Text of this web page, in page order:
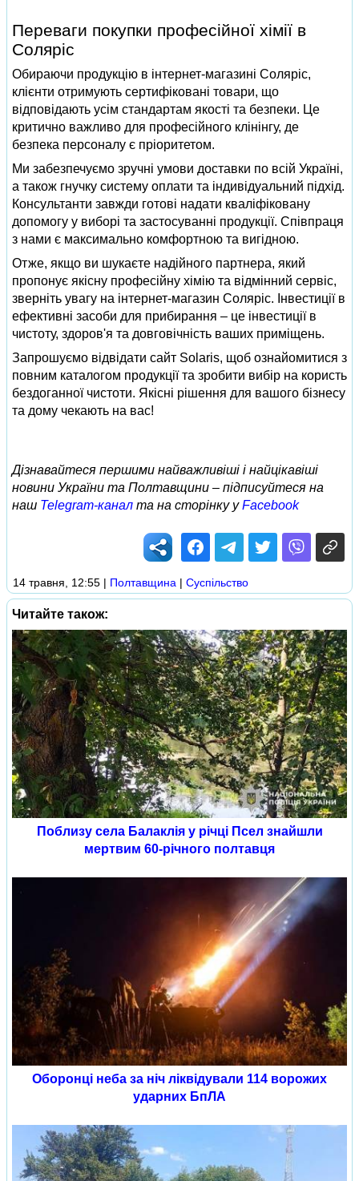
Переваги покупки професійної хімії в
Соляріс
Обираючи продукцію в інтернет-магазині Соляріс,
клієнти отримують сертифіковані товари, що
відповідають усім стандартам якості та безпеки. Це
критично важливо для професійного клінінгу, де
безпека персоналу є пріоритетом.
Ми забезпечуємо зручні умови доставки по всій Україні,
а також гнучку систему оплати та індивідуальний підхід.
Консультанти завжди готові надати кваліфіковану
допомогу у виборі та застосуванні продукції. Співпраця
з нами є максимально комфортною та вигідною.
Отже, якщо ви шукаєте надійного партнера, який
пропонує якісну професійну хімію та відмінний сервіс,
зверніть увагу на інтернет-магазин Соляріс. Інвестиції в
ефективні засоби для прибирання – це інвестиції в
чистоту, здоров'я та довговічність ваших приміщень.
Запрошуємо відвідати сайт Solaris, щоб ознайомитися з
повним каталогом продукції та зробити вибір на користь
бездоганної чистоти. Якісні рішення для вашого бізнесу
та дому чекають на вас!
Дізнавайтеся першими найважливіші і найцікавіші
новини України та Полтавщини – підписуйтеся на
наш Telegram-канал та на сторінку уFacebook
14 травня, 12:55 | Полтавщина | Суспільство
Читайте також:
Поблизу села Балаклія у річці Псел знайшли
мертвим 60-річного полтавця
Оборонці неба за ніч ліквідували 114 ворожих
ударних БпЛА